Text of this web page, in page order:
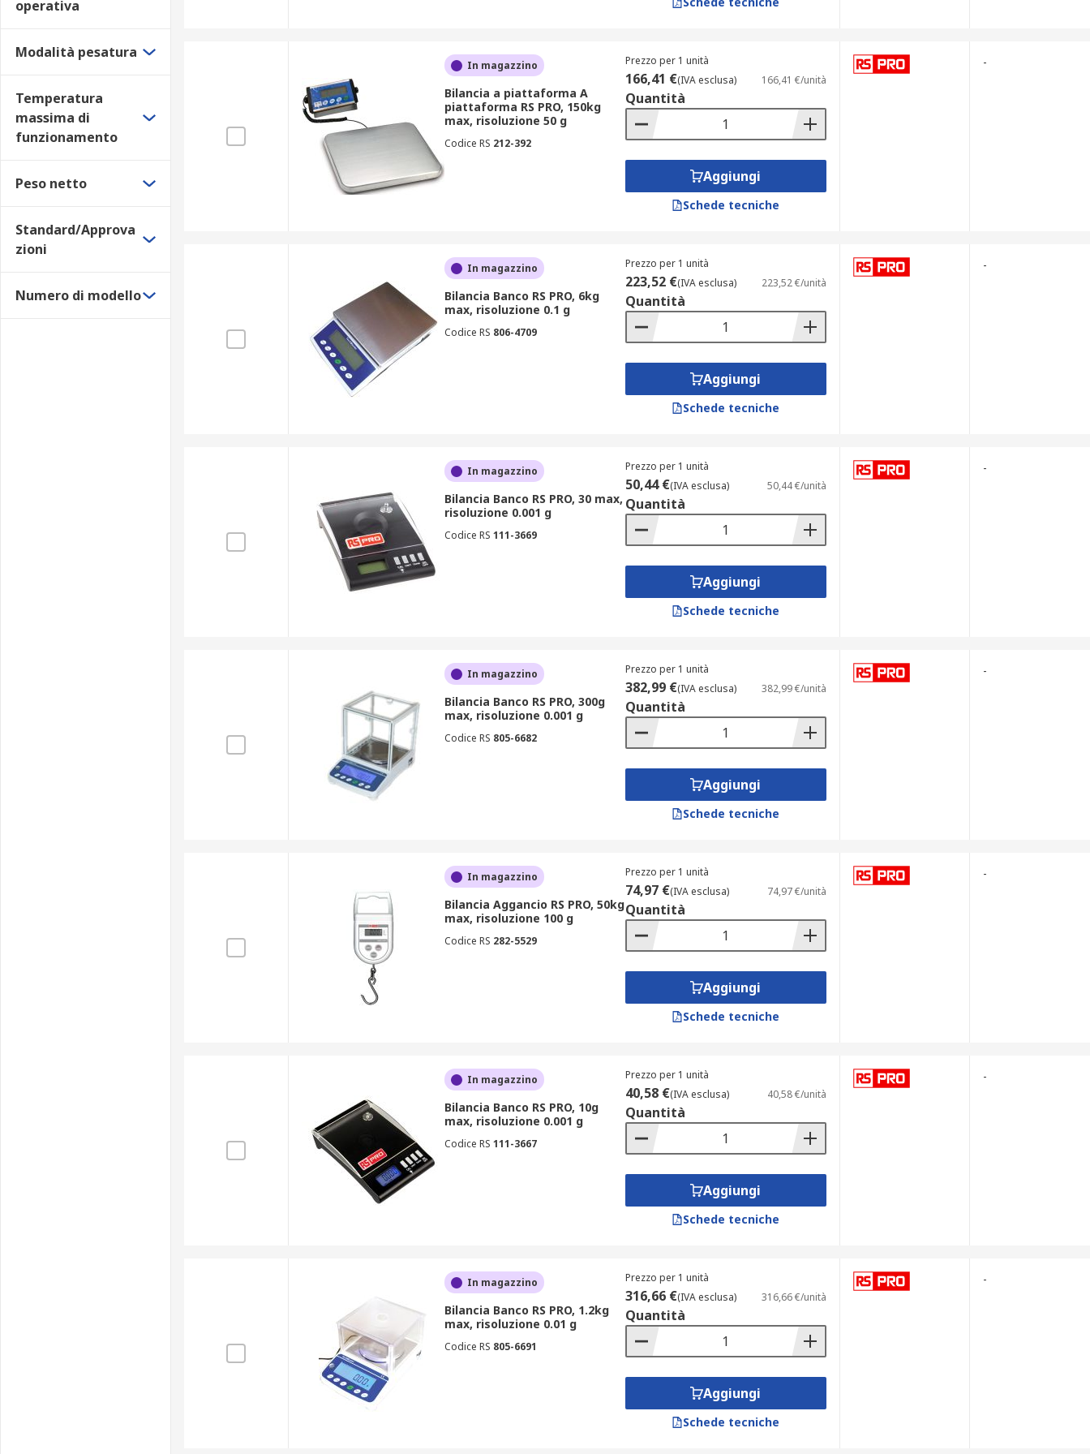
operativa
Modalità pesatura
Temperatura
massima di
funzionamento
Peso netto
Standard/Approva
zioni
Numero di modello
In magazzino
Bilancia a piattaforma A
piattaforma RS PRO, 150kg
max, risoluzione 50 g
Codice RS 212-392
Prezzo per 1 unità
166,41 €(IVA esclusa) 166,41 €/unità
Quantità
Aggiungi
Schede tecniche
-
In magazzino
Bilancia Banco RS PRO, 6kg
max, risoluzione 0.1 g
Codice RS 806-4709
Prezzo per 1 unità
223,52 €(IVA esclusa) 223,52 €/unità
Quantità
Aggiungi
Schede tecniche
-
In magazzino
Bilancia Banco RS PRO, 30 max,
risoluzione 0.001 g
Codice RS 111-3669
Prezzo per 1 unità
50,44 €(IVA esclusa) 50,44 €/unità
Quantità
Aggiungi
Schede tecniche
-
In magazzino
Bilancia Banco RS PRO, 300g
max, risoluzione 0.001 g
Codice RS 805-6682
Prezzo per 1 unità
382,99 €(IVA esclusa) 382,99 €/unità
Quantità
Aggiungi
Schede tecniche
-
In magazzino
Bilancia Aggancio RS PRO, 50kg
max, risoluzione 100 g
Codice RS 282-5529
Prezzo per 1 unità
74,97 €(IVA esclusa) 74,97 €/unità
Quantità
Aggiungi
Schede tecniche
-
In magazzino
Bilancia Banco RS PRO, 10g
max, risoluzione 0.001 g
Codice RS 111-3667
Prezzo per 1 unità
40,58 €(IVA esclusa) 40,58 €/unità
Quantità
Aggiungi
Schede tecniche
-
In magazzino
Bilancia Banco RS PRO, 1.2kg
max, risoluzione 0.01 g
Codice RS 805-6691
Prezzo per 1 unità
316,66 €(IVA esclusa) 316,66 €/unità
Quantità
Aggiungi
Schede tecniche
-